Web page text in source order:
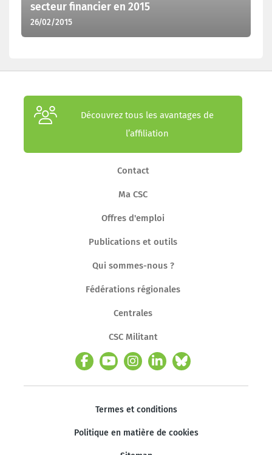
secteur financier en 2015
26/02/2015
Découvrez tous les avantages de
l’affiliation
Contact
Ma CSC
Offres d'emploi
Publications et outils
Qui sommes-nous ?
Fédérations régionales
Centrales
CSC Militant
Termes et conditions
Politique en matière de cookies